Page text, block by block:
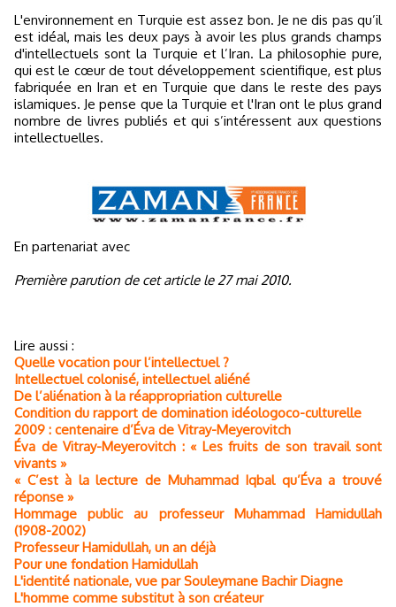
L'environnement en Turquie est assez bon. Je ne dis pas qu’il
est idéal, mais les deux pays à avoir les plus grands champs
d'intellectuels sont la Turquie et l’Iran. La philosophie pure,
qui est le cœur de tout développement scientifique, est plus
fabriquée en Iran et en Turquie que dans le reste des pays
islamiques. Je pense que la Turquie et l'Iran ont le plus grand
nombre de livres publiés et qui s’intéressent aux questions
intellectuelles.
En partenariat avec
Première parution de cet article le 27 mai 2010.
Lire aussi :
Quelle vocation pour l’intellectuel ?
Intellectuel colonisé, intellectuel aliéné
De l’aliénation à la réappropriation culturelle
Condition du rapport de domination idéologoco-culturelle
2009 : centenaire d’Éva de Vitray-Meyerovitch
Éva de Vitray-Meyerovitch : « Les fruits de son travail sont
vivants »
« C’est à la lecture de Muhammad Iqbal qu’Éva a trouvé
réponse »
Hommage public au professeur Muhammad Hamidullah
(1908-2002)
Professeur Hamidullah, un an déjà
Pour une fondation Hamidullah
L'identité nationale, vue par Souleymane Bachir Diagne
L'homme comme substitut à son créateur